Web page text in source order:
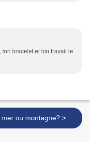
ton bracelet et ton travail le
mer ou montagne? >